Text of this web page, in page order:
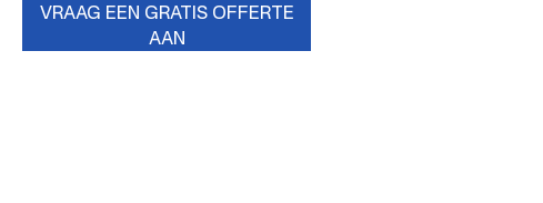
VRAAG EEN GRATIS OFFERTE
AAN